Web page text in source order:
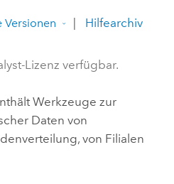
Versionen | Hilfearchiv
Lizenz verfügbar.
Werkzeuge zur
Daten von
von Filialen